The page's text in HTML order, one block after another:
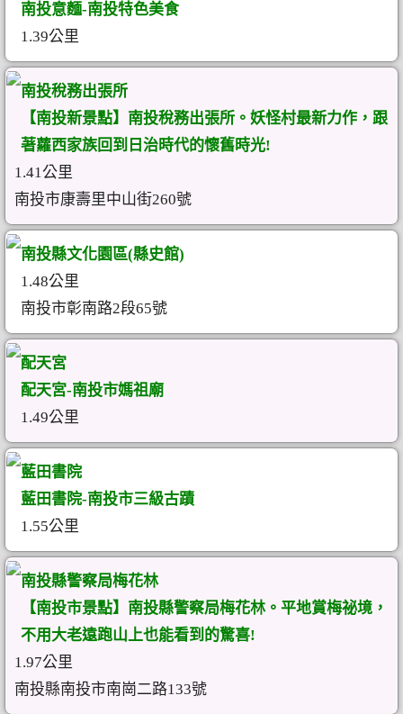
南投意麵-南投特色美食
1.39公里
南投稅務出張所
【南投新景點】南投稅務出張所。妖怪村最新力作，跟
著蘿西家族回到日治時代的懷舊時光!
1.41公里
南投市康壽里中山街260號
南投縣文化園區(縣史館)
1.48公里
南投市彰南路2段65號
配天宮
配天宮-南投市媽祖廟
1.49公里
藍田書院
藍田書院-南投市三級古蹟
1.55公里
南投縣警察局梅花林
【南投市景點】南投縣警察局梅花林。平地賞梅祕境，
不用大老遠跑山上也能看到的驚喜!
1.97公里
南投縣南投市南崗二路133號